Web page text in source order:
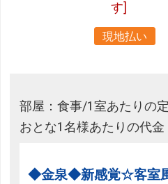
す]
現地払い
部屋：食事/1室あたりの
おとな1名様あたりの代金
◆金泉◆新感覚☆客室